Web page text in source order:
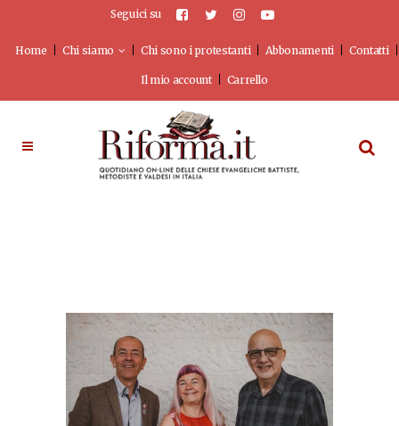
Seguici su
Home Chi siamo Chi sono i protestanti Abbonamenti Contatti
Il mio account Carrello